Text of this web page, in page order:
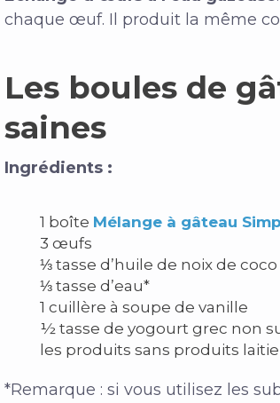
chaque œuf. Il produit la même
Les boules de
saines
Ingrédients :
1 boîte Mélange à gâteau
3 œufs
⅓ tasse d’huile de noix de coco
⅓ tasse d’eau*
1 cuillère à soupe de vanille
½ tasse de yogourt grec non
les produits sans produits
*Remarque : si vous utilisez les